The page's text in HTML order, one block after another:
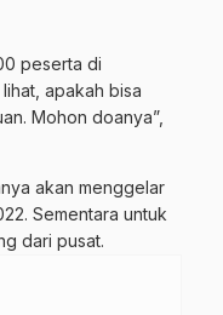
peserta di
apakah bisa
Mohon doanya”,
akan menggelar
Sementara untuk
dari pusat.